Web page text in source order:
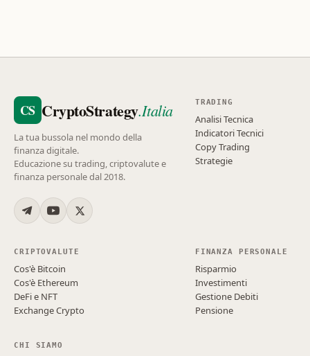
CS CryptoStrategy.Italia
La tua bussola nel mondo della
finanza digitale.
Educazione su trading, criptovalute e
finanza personale dal 2018.
TRADING
Analisi Tecnica
Indicatori Tecnici
Copy Trading
Strategie
CRIPTOVALUTE
Cos'è Bitcoin
Cos'è Ethereum
DeFi e NFT
Exchange Crypto
FINANZA PERSONALE
Risparmio
Investimenti
Gestione Debiti
Pensione
CHI SIAMO